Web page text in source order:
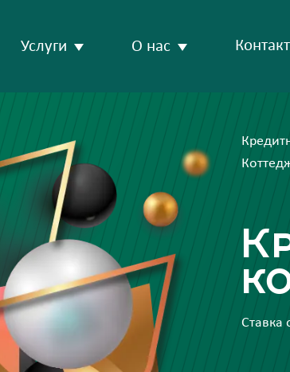
Услуги О нас
Ставка